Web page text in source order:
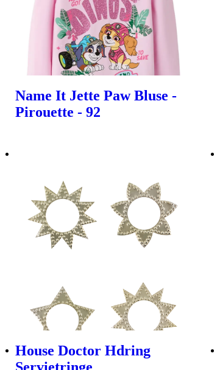
Name It Jette Paw Bluse -
Pirouette - 92
House Doctor Hdring